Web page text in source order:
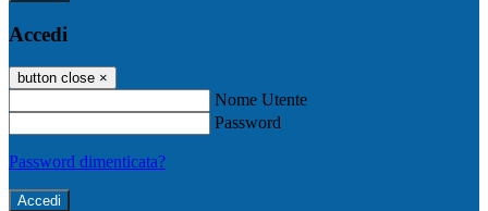
Accedi
button close ×
Nome Utente
Password
Password dimenticata?